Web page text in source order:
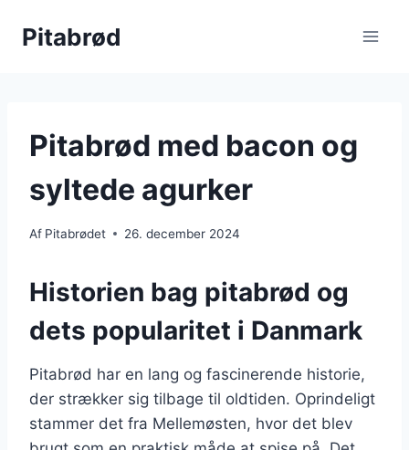
Pitabrød
Pitabrød med bacon og
syltede agurker
Af Pitabrødet 26. december 2024
Historien bag pitabrød og
dets popularitet i Danmark
Pitabrød har en lang og fascinerende historie,
der strækker sig tilbage til oldtiden. Oprindeligt
stammer det fra Mellemøsten, hvor det blev